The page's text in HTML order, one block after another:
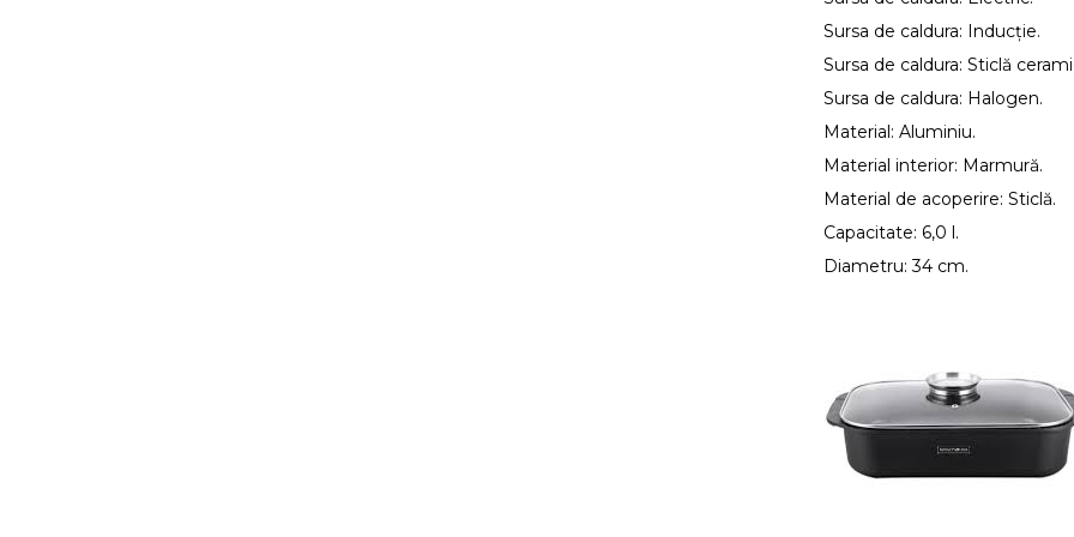
Sursa de caldura: Inducţie.
Sursa de caldura: Sticlă
Sursa de caldura: Halogen.
Material: Aluminiu.
Material interior: Marmură.
Material de acoperire: Sticlă.
Capacitate: 6,0 l.
Diametru: 34 cm.